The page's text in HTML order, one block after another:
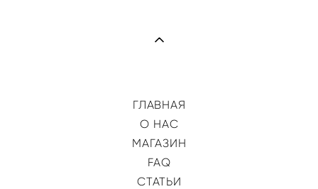
ГЛАВНАЯ
О НАС
МАГАЗИН
FAQ
СТАТЬИ